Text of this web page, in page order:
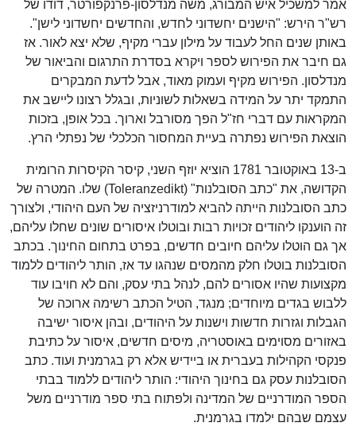
אמר למשכיל איש המבורג, משה מנדלסון-פרנקפורטר, דודו של
רש"ר הירש: "הישנים יחשדוני לחדש, והחדשים יחשדוני לישן".
באותן שנים החל לעבוד על מילון עברי מקיף, שלא יצא לאור. אז
גם חיבר את הפירוש לספר ויקרא בסדרת התרגום והביאור של
מנדלסון. הפירוש מקיף ועמוק מאוד, אבל לדעת המבקרים
התמקד יתר על המידה בשאלות לשוניות, ובגלל רצונו ליישב את
המקראות עם דברי חז"ל הפך מסורבל וארוך. בכל אופן, בזכות
הוצאת הפירוש נפתרה בעיית המחסור הכלכלי של נפתלי הרץ.
ב-13 באוקטובר 1781 הוציא יוזף השני, קיסר הקיסרות הרומית
הקדושה, את "כתב הסובלנות" (Toleranzedikt) שלו. המטרה של
כתב הסובלנות הייתה להביא למודרניזציה של העם היהודי, ולצורך
זה הוענקו ליהודים זכויות רבות ובוטלו איסורים שונים שחלו עליהם,
אך גם הוטלו עליהם חיובים חדשים, בפרט בתחום החינוך. בכתב
הסובלנות בוטלו חלק מהמסים שנהגו עד אז, הותר ליהודים ללמוד
מקצועות שהיו אסורים להם, לנהל בתי עסק, והם לא חויבו עוד
ללבוש בגדים מיוחדים; מנגד, הטיל הכתב רשימה ארוכה של
הגבלות וגזרות חדשות וישנות על היהודים, ובהן איסור ישיבה
באזורים מסוימים באוסטריה, מיסים חדשים, איסור על כתיבת
פנקסי הקהילות בעברית או ביידיש אלא רק בגרמנית ועוד. כתב
הסובלנות עסק גם בחינוך היהודי: הותר ליהודים ללמוד בבתי
הספר המודרניים של המדינה ולפתוח בתי ספר מודרניים משל
עצמם שבהם ילמדו בגרמנית.